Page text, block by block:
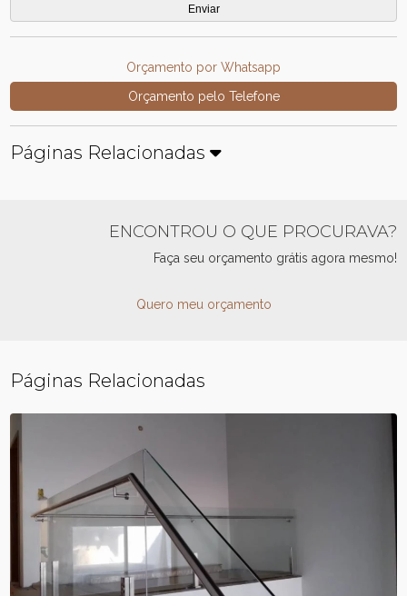
Orçamento por Whatsapp
Orçamento pelo Telefone
Páginas Relacionadas
ENCONTROU O QUE PROCURAVA?
Faça seu orçamento grátis agora mesmo!
Quero meu orçamento
Páginas Relacionadas